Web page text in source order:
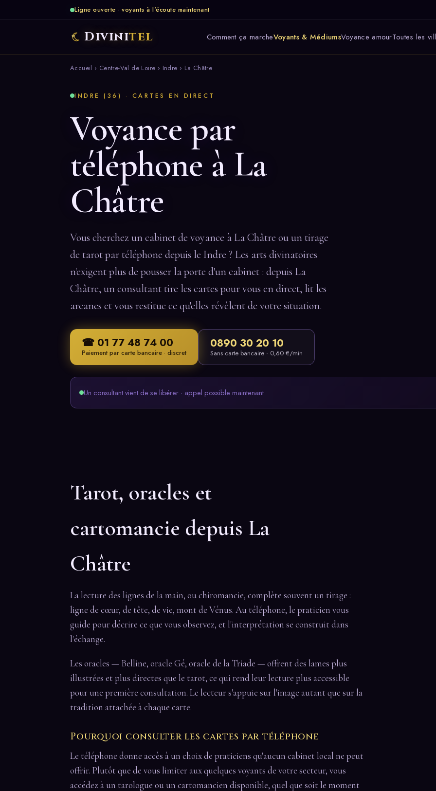
Ligne ouverte · voyants à l'écoute maintenant
Divinitel Comment ça marcheVoyants & MédiumsVoyance amourToutes les
Accueil › Centre-Val de Loire › Indre › La Châtre
INDRE (36) · CARTES EN DIRECT
Voyance par
téléphone à La
Châtre
Vous cherchez un cabinet de voyance à La Châtre ou un tirage
de tarot par téléphone depuis le Indre ? Les arts divinatoires
n'exigent plus de pousser la porte d'un cabinet : depuis La
Châtre, un consultant tire les cartes pour vous en direct, lit les
arcanes et vous restitue ce qu'elles révèlent de votre situation.
☎ 01 77 48 74 00
Paiement par carte bancaire · discret
0890 30 20 10
Sans carte bancaire · 0,60 €/min
Un consultant vient de se libérer · appel possible maintenant
Tarot, oracles et
cartomancie depuis La
Châtre
La lecture des lignes de la main, ou chiromancie, complète souvent un tirage :
ligne de cœur, de tête, de vie, mont de Vénus. Au téléphone, le praticien vous
guide pour décrire ce que vous observez, et l'interprétation se construit dans
l'échange.
Les oracles — Belline, oracle Gé, oracle de la Triade — offrent des lames plus
illustrées et plus directes que le tarot, ce qui rend leur lecture plus accessible
pour une première consultation. Le lecteur s'appuie sur l'image autant que sur la
tradition attachée à chaque carte.
Pourquoi consulter les cartes par téléphone
Le téléphone donne accès à un choix de praticiens qu'aucun cabinet local ne peut
offrir. Plutôt que de vous limiter aux quelques voyants de votre secteur, vous
accédez à un tarologue ou un cartomancien disponible, quel que soit le moment